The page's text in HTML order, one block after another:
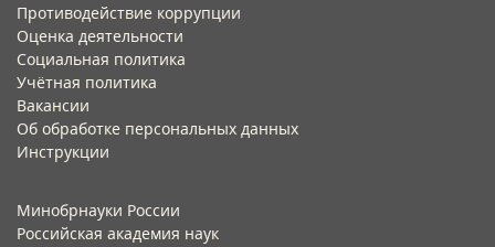
Противодействие коррупции
Оценка деятельности
Социальная политика
Учётная политика​
Вакансии​
Об обработке персональных данных​
Инструкции​
Минобрнауки России
Российская академия наук